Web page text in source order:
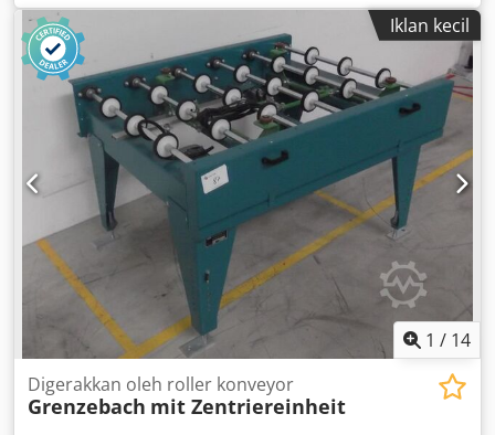
centering unit -with lifting unit -Belt width: 2x 30 mm -
Width: adjustable -Conveyor belt length: 2450 mm -with
frequency inverter in the gear motor -Drive: 0.075-0.37 kW
-Speed: 14-72 rpm -Height: adjustable -Quantity: 2x
conveyor belts available -Price: per unit -Dimensions:
2450/1380/H1000 mm -Weight: approx. 300 kg
Iklan kecil
1 / 14
Digerakkan oleh roller konveyor
Grenzebach mit Zentriereinheit